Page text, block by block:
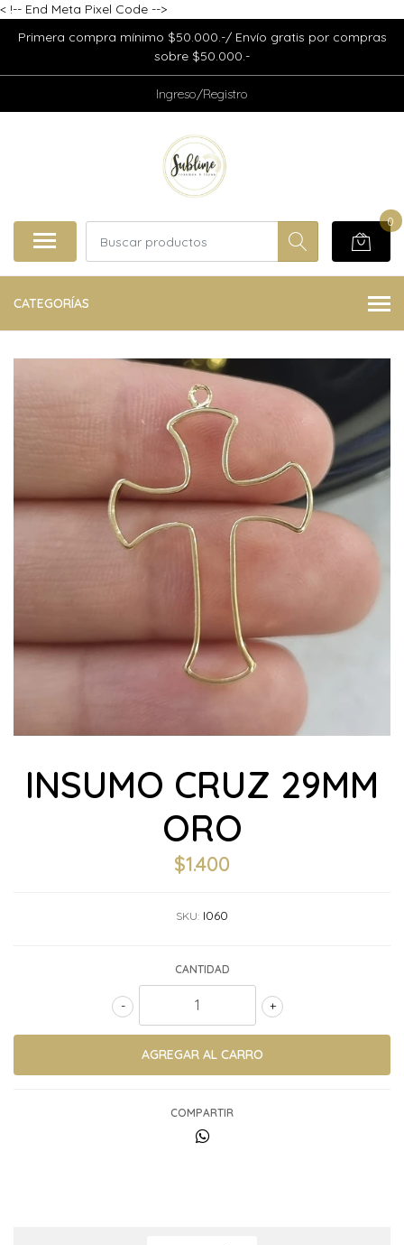
< !-- End Meta Pixel Code -->
Primera compra mínimo $50.000.-/ Envío gratis por compras
sobre $50.000.-
Ingreso/Registro
0
CATEGORÍAS
INSUMO CRUZ 29MM
ORO
$1.400
SKU: I060
CANTIDAD
+
-
COMPARTIR